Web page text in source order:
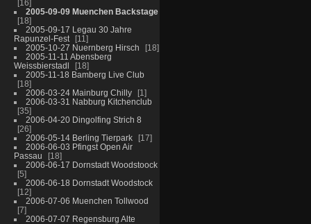
16
2005-09-09 Muenchen Backstage
18
2005-09-17 Legau 30 Jahre
Rapunzel-Fest
11
2005-10-27 Nuernberg Hirsch
18
2005-11-11 Abensberg
Weissbierstadl
18
2005-11-18 Bamberg Live Club
18
2006-03-24 Mainburg Chilly
1
2006-03-31 Nabburg Kitchenclub
35
2006-04-20 Dingolfing Strich 8
26
2006-05-14 Berling Tierpark
17
2006-06-03 Pfingst Open Air
Passau
18
2006-06-17 Dornstadt Woodstoock
5
2006-06-18 Dornstadt Woodstock
12
2006-07-06 Muenchen Tollwood
7
2006-07-07 Regensburg Alte